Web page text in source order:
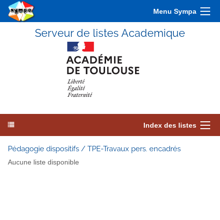
Menu Sympa
Serveur de listes Academique
Index des listes
Pédagogie dispositifs / TPE-Travaux pers. encadrés
Aucune liste disponible